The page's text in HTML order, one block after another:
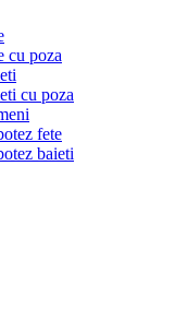
cu poza
cu poza
fete
baieti